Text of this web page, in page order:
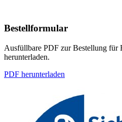
Bestellformular
Ausfüllbare PDF zur Bestellung für
herunterladen.
PDF herunterladen